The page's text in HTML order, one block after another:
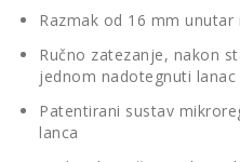
Razmak od 16 mm
Ručno zatezanje, nakon
jednom nadotegnuti lanac
Patentirani sustav
lanca